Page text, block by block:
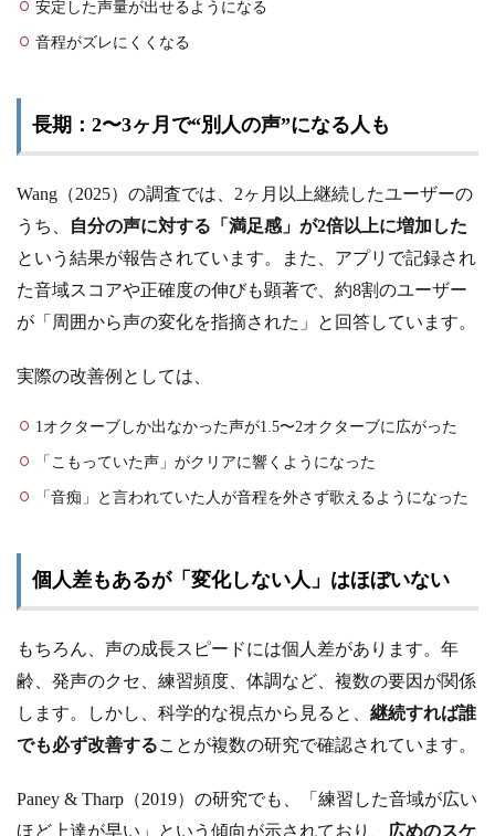
安定した声量が出せるようになる
音程がズレにくくなる
長期：2〜3ヶ月で“別人の声”になる人も
Wang（2025）の調査では、2ヶ月以上継続したユーザーの
うち、
自分の声に対する「満足感」が2倍以上に増加した
という結果が報告されています。また、アプリで記録され
た音域スコアや正確度の伸びも顕著で、約8割のユーザー
が「周囲から声の変化を指摘された」と回答しています。
実際の改善例としては、
1オクターブしか出なかった声が1.5〜2オクターブに広がった
「こもっていた声」がクリアに響くようになった
「音痴」と言われていた人が音程を外さず歌えるようになった
個人差もあるが「変化しない人」はほぼいない
もちろん、声の成長スピードには個人差があります。年
齢、発声のクセ、練習頻度、体調など、複数の要因が関係
します。しかし、科学的な視点から見ると、 継続すれば誰
でも必ず改善することが複数の研究で確認されています。
Paney & Tharp（2019）の研究でも、「練習した音域が広い
ほど上達が早い」という傾向が示されており、 広めのスケ